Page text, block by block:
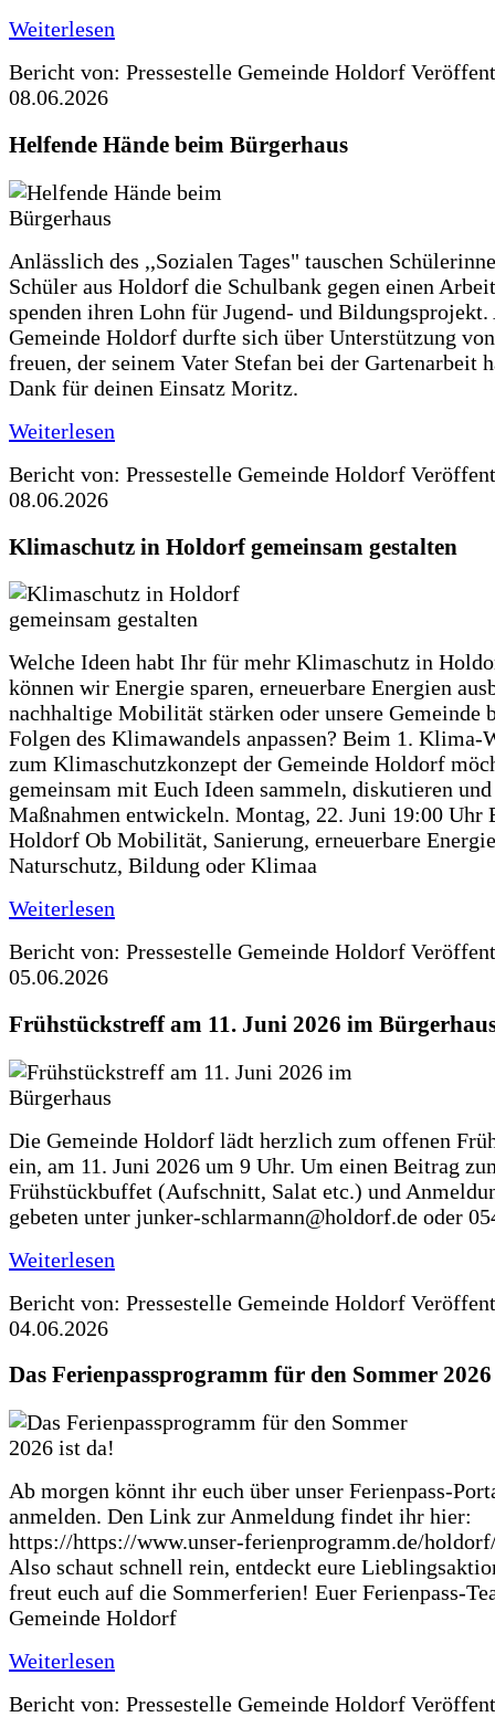
Weiterlesen
Bericht von: Pressestelle Gemeinde Holdorf
08.06.2026
Helfende Hände beim Bürgerhaus
Anlässlich des ,,Sozialen Tages" tauschen
Schüler aus Holdorf die Schulbank gegen einen
spenden ihren Lohn für Jugend- und Bildungsprojekt.
Gemeinde Holdorf durfte sich über Unterstützung
freuen, der seinem Vater Stefan bei der Gartenarbeit
Dank für deinen Einsatz Moritz.
Weiterlesen
Bericht von: Pressestelle Gemeinde Holdorf
08.06.2026
Klimaschutz in Holdorf gemeinsam gestalten
Welche Ideen habt Ihr für mehr Klimaschutz in
können wir Energie sparen, erneuerbare Energien
nachhaltige Mobilität stärken oder unsere Gemeinde
Folgen des Klimawandels anpassen? Beim 1. Klima-
zum Klimaschutzkonzept der Gemeinde Holdorf
gemeinsam mit Euch Ideen sammeln, diskutieren
Maßnahmen entwickeln. Montag, 22. Juni 19:00 Uhr
Holdorf Ob Mobilität, Sanierung, erneuerbare
Naturschutz, Bildung oder Klimaa
Weiterlesen
Bericht von: Pressestelle Gemeinde Holdorf
05.06.2026
Frühstückstreff am 11. Juni 2026 im
Die Gemeinde Holdorf lädt herzlich zum offenen
ein, am 11. Juni 2026 um 9 Uhr. Um einen Beitrag
Frühstückbuffet (Aufschnitt, Salat etc.) und
gebeten unter junker-schlarmann@holdorf.de oder
Weiterlesen
Bericht von: Pressestelle Gemeinde Holdorf
04.06.2026
Das Ferienpassprogramm für den Sommer
Ab morgen könnt ihr euch über unser Ferienpass-
anmelden. Den Link zur Anmeldung findet ihr hier:
https://https://www.unser-ferienprogramm.de/
Also schaut schnell rein, entdeckt eure
freut euch auf die Sommerferien! Euer Ferienpass-
Gemeinde Holdorf
Weiterlesen
Bericht von: Pressestelle Gemeinde Holdorf